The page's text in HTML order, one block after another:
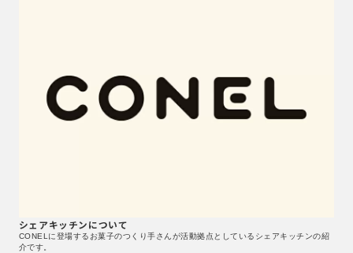
シェアキッチンについて
CONELに登場するお菓子のつくり手さんが活動拠点としているシェアキッチンの紹
介です。